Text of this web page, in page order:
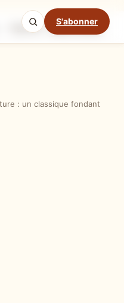
S'abonner
Ingrédients Étapes
Mode cuisine
: un classique fondant